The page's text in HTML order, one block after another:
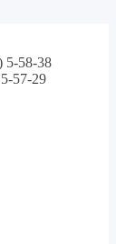
58-38
57-29